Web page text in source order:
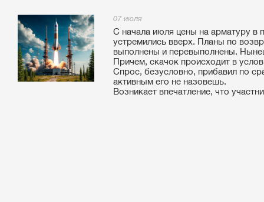
07 июля
С начала июля цены на арматуру в
устремились вверх. Планы по
выполнены и перевыполнены.
Причем, скачок происходит в
Спрос, безусловно, прибавил по
активным его не назовешь.
Возникает впечатление, что